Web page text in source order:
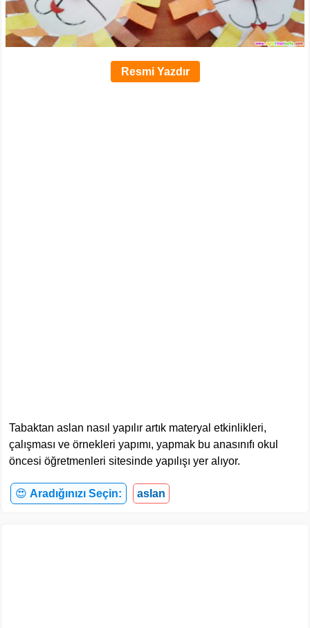
Resmi Yazdır
Tabaktan aslan nasıl yapılır artık materyal etkinlikleri,
çalışması ve örnekleri yapımı, yapmak bu anasınıfı okul
öncesi öğretmenleri sitesinde yapılışı yer alıyor.
😍 Aradığınızı Seçin: aslan